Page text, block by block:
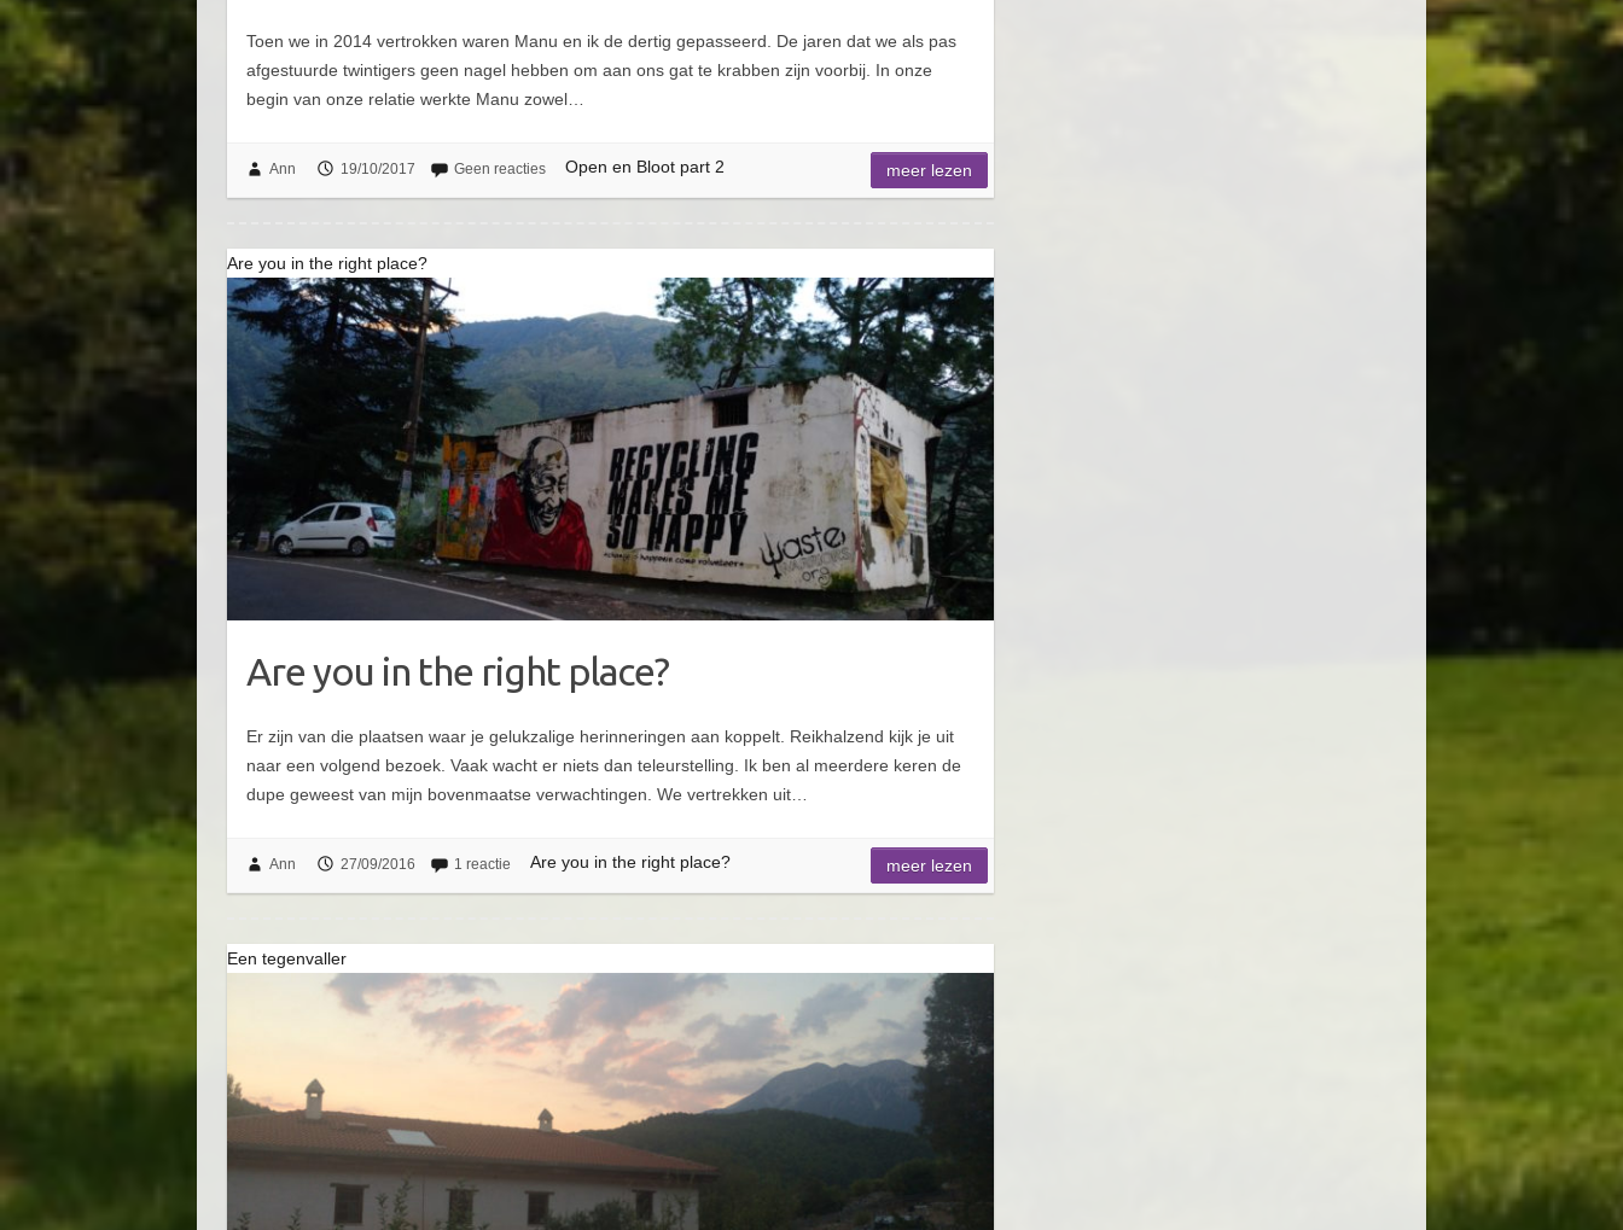
Toen we in 2014 vertrokken waren Manu en ik de dertig gepasseerd. De jaren dat we als pas
afgestuurde twintigers geen nagel hebben om aan ons gat te krabben zijn voorbij. In onze
begin van onze relatie werkte Manu zowel…
Ann 19/10/2017 Geen reacties Open en Bloot part 2 meer lezen
Are you in the right place?
Are you in the right place?
Er zijn van die plaatsen waar je gelukzalige herinneringen aan koppelt. Reikhalzend kijk je uit
naar een volgend bezoek. Vaak wacht er niets dan teleurstelling. Ik ben al meerdere keren de
dupe geweest van mijn bovenmaatse verwachtingen. We vertrekken uit…
Ann 27/09/2016 1 reactie Are you in the right place? meer lezen
Een tegenvaller